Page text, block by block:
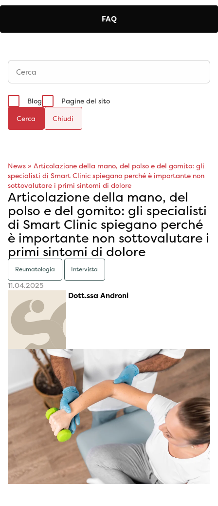
FAQ
Blog
Pagine del sito
Cerca
News » Articolazione della mano, del polso e del gomito: gli
specialisti di Smart Clinic spiegano perché è importante non
sottovalutare i primi sintomi di dolore
Articolazione della mano, del
polso e del gomito: gli specialisti
di Smart Clinic spiegano perché
è importante non sottovalutare i
primi sintomi di dolore
Reumatologia Intervista
11.04.2025
Dott.ssa Androni